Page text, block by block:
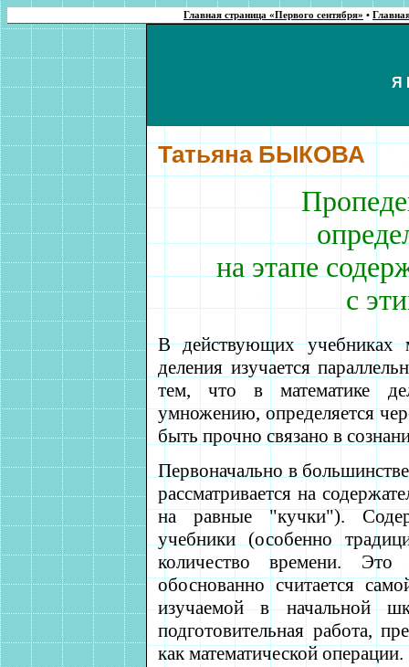
Главная страница «Первого сентября» •
Я
Татьяна БЫКОВА
на этапе
с
В действующих учебниках
деления изучается
тем, что в математике
умножению, определяется
быть прочно связано в
Первоначально в
рассматривается на
на равные "кучки").
учебники (особенно
количество времени.
обоснованно считается
изучаемой в начальной
подготовительная работа,
как математической операции.